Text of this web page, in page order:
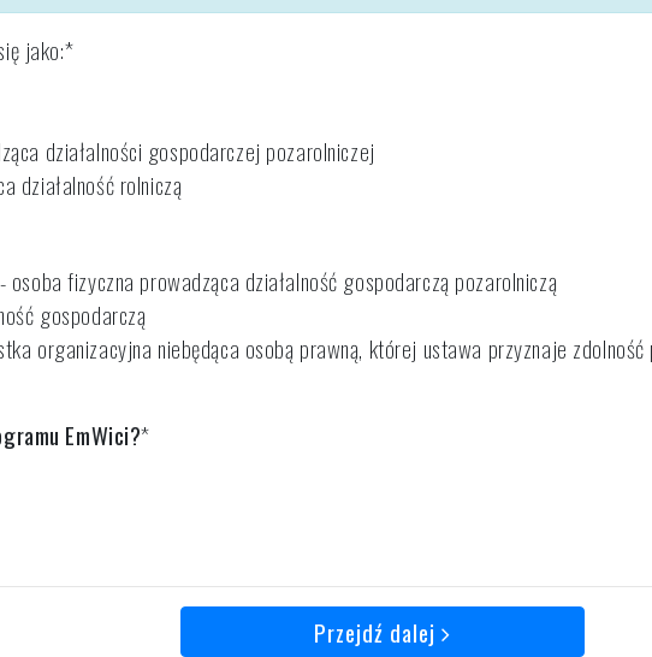
jako:
osoba fizyczna nieprowadząca działalności gospodarczej pozarolniczej
działalność rolniczą
osoba fizyczna prowadząca działalność gospodarczą pozarolniczą
gospodarczą
organizacyjna niebędąca osobą prawną, której ustawa przyznaje zdolność
EmWici?
Przejdź dalej